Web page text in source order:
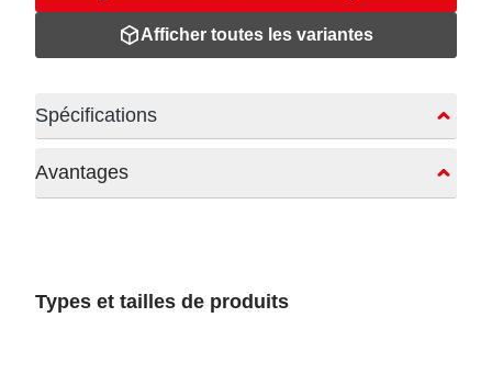
Afficher toutes les variantes
Spécifications
Avantages
Types et tailles de produits